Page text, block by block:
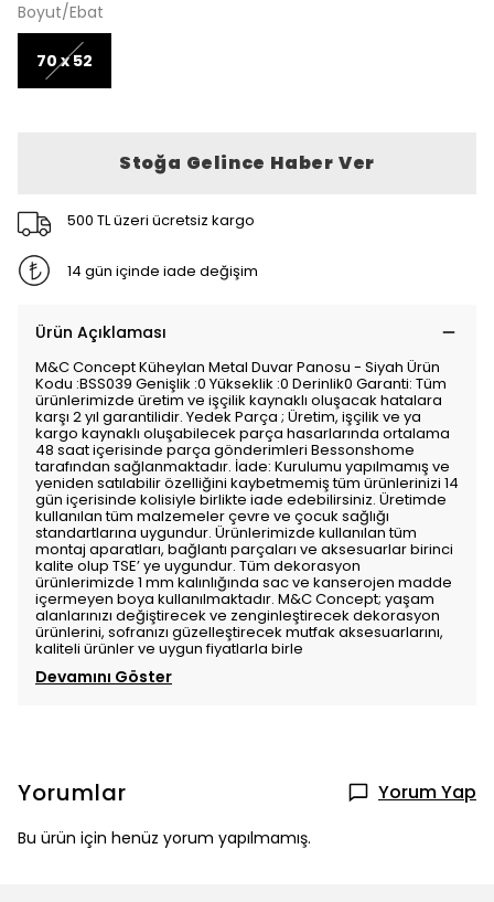
Boyut/Ebat
70 x 52
Stoğa Gelince Haber Ver
500 TL üzeri ücretsiz kargo
14 gün içinde iade değişim
Ürün Açıklaması
M&C Concept Küheylan Metal Duvar Panosu - Siyah Ürün
Kodu :BSS039 Genişlik :0 Yükseklik :0 Derinlik0 Garanti: Tüm
ürünlerimizde üretim ve işçilik kaynaklı oluşacak hatalara
karşı 2 yıl garantilidir. Yedek Parça ; Üretim, işçilik ve ya
kargo kaynaklı oluşabilecek parça hasarlarında ortalama
48 saat içerisinde parça gönderimleri Bessonshome
tarafından sağlanmaktadır. İade: Kurulumu yapılmamış ve
yeniden satılabilir özelliğini kaybetmemiş tüm ürünlerinizi 14
gün içerisinde kolisiyle birlikte iade edebilirsiniz. Üretimde
kullanılan tüm malzemeler çevre ve çocuk sağlığı
standartlarına uygundur. Ürünlerimizde kullanılan tüm
montaj aparatları, bağlantı parçaları ve aksesuarlar birinci
kalite olup TSE’ ye uygundur. Tüm dekorasyon
ürünlerimizde 1 mm kalınlığında sac ve kanserojen madde
içermeyen boya kullanılmaktadır. M&C Concept; yaşam
alanlarınızı değiştirecek ve zenginleştirecek dekorasyon
ürünlerini, sofranızı güzelleştirecek mutfak aksesuarlarını,
kaliteli ürünler ve uygun fiyatlarla birle
Devamını Göster
Yorumlar Yorum Yap
Bu ürün için henüz yorum yapılmamış.